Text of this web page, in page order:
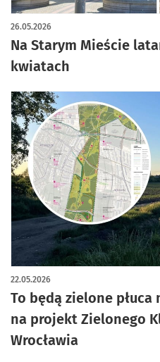
Na Starym Mieście
kwiatach
26.05.2026
artykuł z galerią zdjęć
To będą zielone
na projekt Zielonego
Wrocławia
22.05.2026